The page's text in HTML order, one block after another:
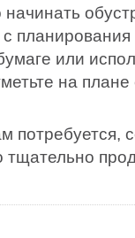
планирования
или
на плане
потребуется,